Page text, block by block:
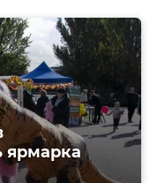
ярмарка